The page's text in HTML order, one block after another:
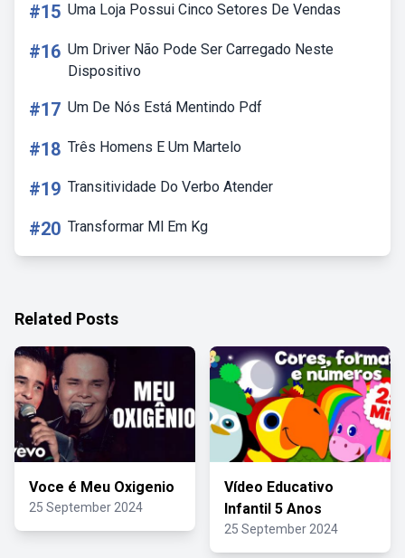
#15 Uma Loja Possui Cinco Setores De Vendas
#16 Um Driver Não Pode Ser Carregado Neste
Dispositivo
#17 Um De Nós Está Mentindo Pdf
#18 Três Homens E Um Martelo
#19 Transitividade Do Verbo Atender
#20 Transformar Ml Em Kg
Related Posts
Voce é Meu Oxigenio
25 September 2024
Vídeo Educativo
Infantil 5 Anos
25 September 2024